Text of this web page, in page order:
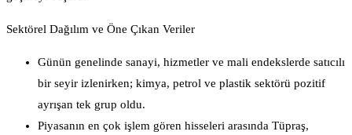
Sektörel Dağılım ve Öne Çıkan Veriler
Günün genelinde sanayi, hizmetler ve mali endekslerde satıcılı
bir seyir izlenirken; kimya, petrol ve plastik sektörü pozitif
ayrışan tek grup oldu.
Piyasanın en çok işlem gören hisseleri arasında Tüpraş,